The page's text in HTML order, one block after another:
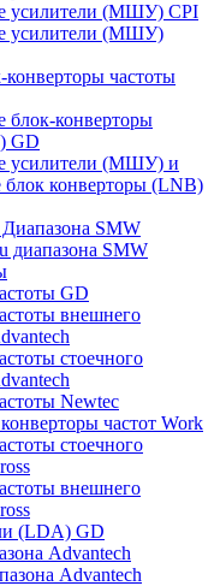
усилители (МШУ) CPI
усилители (МШУ)
частоты
конверторы
GD
усилители (МШУ) и
конверторы (LNB)
SMW
диапазона SMW
GD
внешнего
стоечного
Newtec
частот Work
стоечного
внешнего
(LDA) GD
Advantech
Advantech